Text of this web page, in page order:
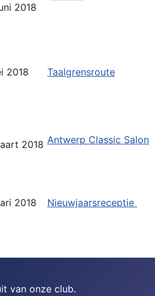
2018
2018 Taalgrensroute
2018 Antwerp Classic Salon
2018 Nieuwjaarsreceptie
van onze club.